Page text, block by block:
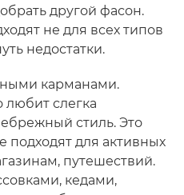
другой фасон.
не для всех типов
недостатки.
карманами.
любит слегка
стиль. Это
для активных
путешествий.
кедами,